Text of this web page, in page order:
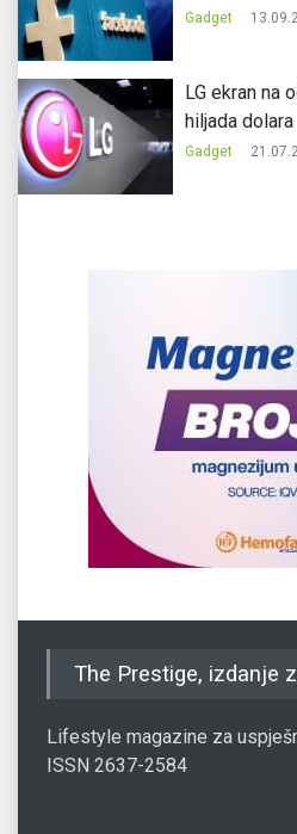
Gadget
LG ekran na
hiljada dolara
Gadget
The Prestige, izdanje
Lifestyle magazine za
ISSN 2637-2584